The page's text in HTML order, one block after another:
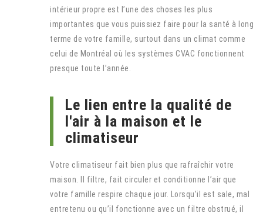
intérieur propre est l’une des choses les plus
importantes que vous puissiez faire pour la santé à long
terme de votre famille, surtout dans un climat comme
celui de Montréal où les systèmes CVAC fonctionnent
presque toute l’année.
Le lien entre la qualité de
l'air à la maison et le
climatiseur
Votre climatiseur fait bien plus que rafraîchir votre
maison. Il filtre, fait circuler et conditionne l’air que
votre famille respire chaque jour. Lorsqu’il est sale, mal
entretenu ou qu’il fonctionne avec un filtre obstrué, il